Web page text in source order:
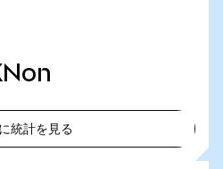
統計を見る